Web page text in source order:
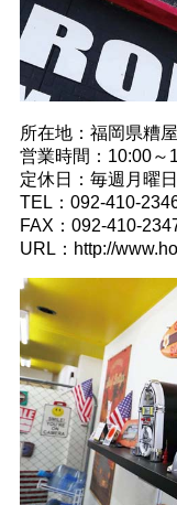
所在地：福岡県糟
営業時間：10:00～
定休日：毎週月曜
TEL：092-410-
FAX：092-410-
URL：http://